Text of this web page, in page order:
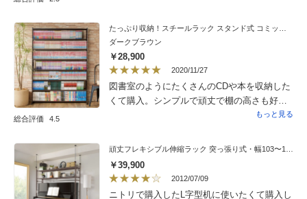
短かったり長かったりするところなど）が結
構面倒なので、★4つにしました。
総合評価 4.5
ダークブラウン
￥28,900
2020/11/27
図書室のようにたくさんのCDや本を収納した
くて購入。シンプルで頑丈で棚の高さも好み
に調整できて大満足です。組み立ては1人では
もっと見る
￥39,900
2012/07/09
ニトリで購入したL字型机に使いたくて購入し